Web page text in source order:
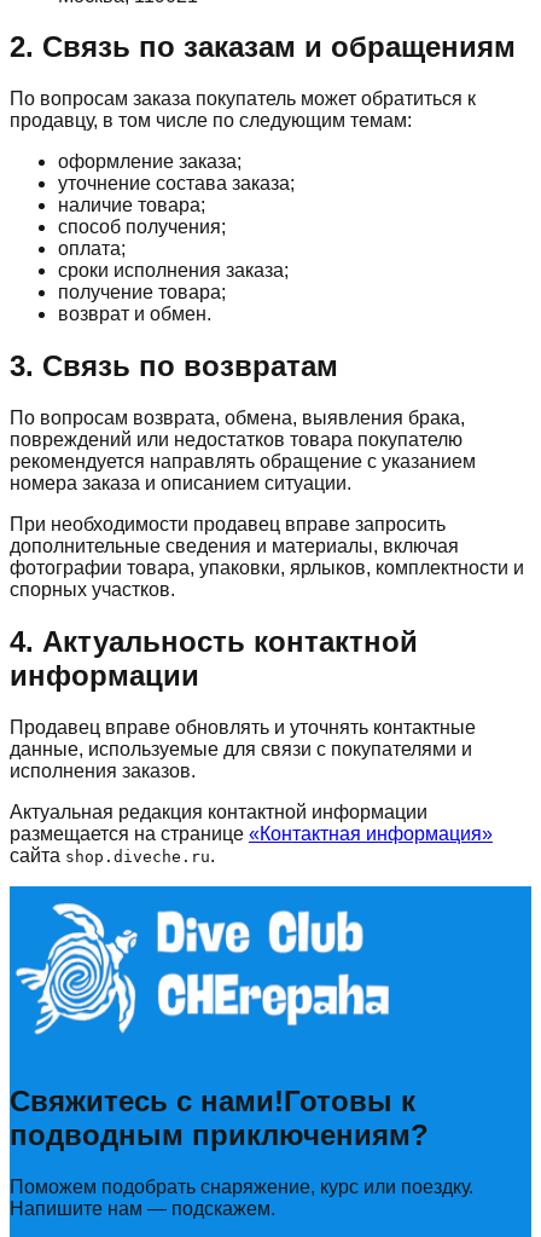
2. Связь по заказам и обращениям
По вопросам заказа покупатель может обратиться к
продавцу, в том числе по следующим темам:
оформление заказа;
уточнение состава заказа;
наличие товара;
способ получения;
оплата;
сроки исполнения заказа;
получение товара;
возврат и обмен.
3. Связь по возвратам
По вопросам возврата, обмена, выявления брака,
повреждений или недостатков товара покупателю
рекомендуется направлять обращение с указанием
номера заказа и описанием ситуации.
При необходимости продавец вправе запросить
дополнительные сведения и материалы, включая
фотографии товара, упаковки, ярлыков, комплектности и
спорных участков.
4. Актуальность контактной
информации
Продавец вправе обновлять и уточнять контактные
данные, используемые для связи с покупателями и
исполнения заказов.
Актуальная редакция контактной информации
размещается на странице «Контактная информация»
сайта shop.diveche.ru.
Свяжитесь с нами!Готовы к
подводным приключениям?
Поможем подобрать снаряжение, курс или поездку.
Напишите нам — подскажем.